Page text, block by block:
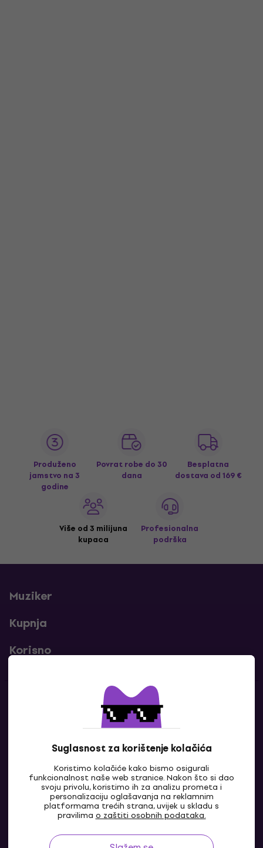
Suglasnost za korištenje kolačića
Koristimo kolačiće kako bismo osigurali
funkcionalnost naše web stranice. Nakon što si dao
svoju privolu, koristimo ih za analizu prometa i
personalizaciju oglašavanja na reklamnim
platformama trećih strana, uvijek u skladu s
pravilima o zaštiti osobnih podataka.
Produženo
jamstvo na 3
godine
Povrat robe do 30
dana
Besplatna
dostava od 169 €
Više od 3 milijuna
kupaca
Profesionalna
podrška
Muziker
Kupnja
Korisno
Kontakti
Javi nam se